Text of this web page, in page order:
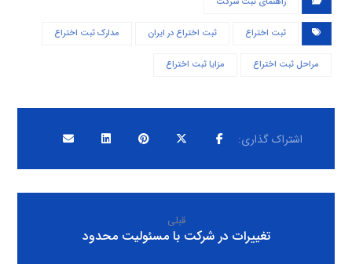
ثبت اختراع ثبت اختراع در ایران مدارک ثبت اختراع
مراحل ثبت اختراع مزایا ثبت اختراع
قبلی
تغییرات در شرکت با مسئولیت محدود